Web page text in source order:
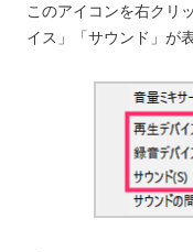
このアイコンを右クリ
イス」「サウンド」が